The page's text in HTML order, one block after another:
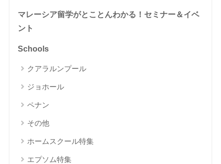
マレーシア留学がとことんわかる！セミナー＆イベ
ント
Schools
クアラルンプール
ジョホール
ペナン
その他
ホームスクール特集
エプソム特集